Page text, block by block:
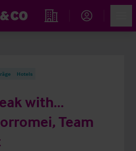
Immobiliensuche
Hotels
with...
Team